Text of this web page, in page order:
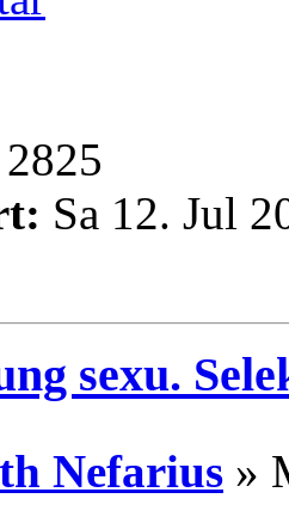
2825
Sa 12. Jul
sexu.
Nefarius »